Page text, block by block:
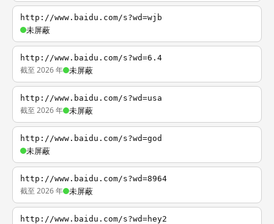
http://www.baidu.com/s?wd=wjb
未屏蔽
http://www.baidu.com/s?wd=6.4
截至 2026 年 未屏蔽
http://www.baidu.com/s?wd=usa
截至 2026 年 未屏蔽
http://www.baidu.com/s?wd=god
未屏蔽
http://www.baidu.com/s?wd=8964
截至 2026 年 未屏蔽
http://www.baidu.com/s?wd=hey2